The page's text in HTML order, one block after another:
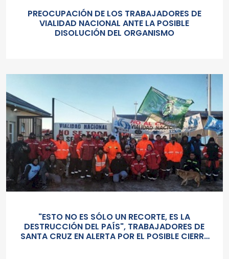
PREOCUPACIÓN DE LOS TRABAJADORES DE
VIALIDAD NACIONAL ANTE LA POSIBLE
DISOLUCIÓN DEL ORGANISMO
"ESTO NO ES SÓLO UN RECORTE, ES LA
DESTRUCCIÓN DEL PAÍS", TRABAJADORES DE
SANTA CRUZ EN ALERTA POR EL POSIBLE CIERRE